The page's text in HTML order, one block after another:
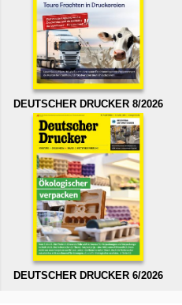
DEUTSCHER DRUCKER 8/2026
DEUTSCHER DRUCKER 6/2026